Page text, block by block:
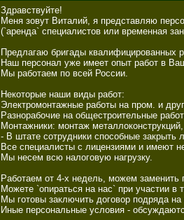
Здравствуйте!
Меня зовут Виталий, я представляю
(`аренда` специалистов или временная
Предлагаю бригады квалифицированных
Наш персонал уже имеет опыт работ в
Мы работаем по всей России.
Некоторые наши виды работ:
Электромонтажные работы на пром. и
Разнорабочие на общестроительные
Монтажники: монтаж
- В штате сотрудники способные закрыть
Все специалисты с лицензиями и имеют
Мы несем всю налоговую нагрузку.
Работаем от 4-х недель, можем заменить
Можете `опираться на нас` при участии в
Мы готовы заключить договор подряда
Иные персональные условия -